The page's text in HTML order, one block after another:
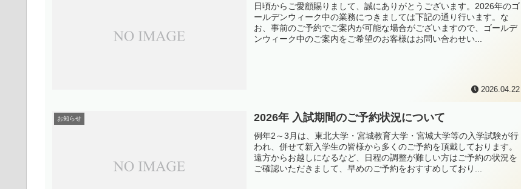
日頃からご愛顧賜りまして、誠にありがとうございます。2026年のゴ
ールデンウィーク中の業務につきましては下記の通り行います。な
お、事前のご予約でご案内が可能な場合がございますので、ゴールデ
ンウィーク中のご案内をご希望のお客様はお問い合わせい...
2026.04.22
お知らせ 2026年 入試期間のご予約状況について
例年2～3月は、東北大学・宮城教育大学・宮城大学等の入学試験が行
われ、併せて新入学生の皆様から多くのご予約を頂戴しております。
遠方からお越しになるなど、日程の調整が難しい方はご予約の状況を
ご確認いただきまして、早めのご予約をおすすめしており...